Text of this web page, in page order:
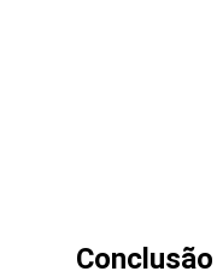
Conclusão